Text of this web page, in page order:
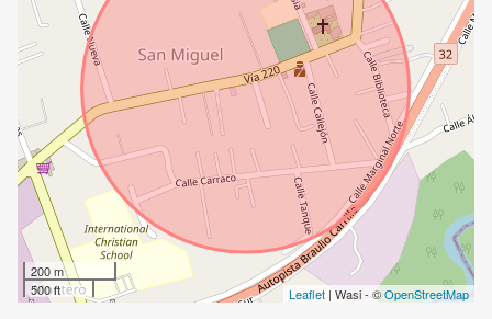
200 m
500 ft
Leaflet | Wasi - ©OpenStreetMap